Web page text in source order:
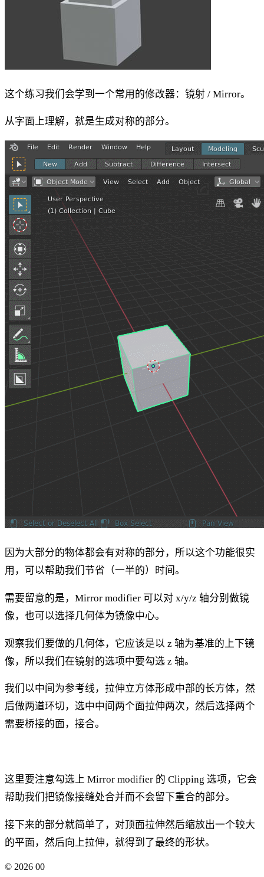
这个练习我们会学到一个常用的修改器：镜射 / Mirror。
从字面上理解，就是生成对称的部分。
因为大部分的物体都会有对称的部分，所以这个功能很实
用，可以帮助我们节省（一半的）时间。
需要留意的是，Mirror modifier 可以对 x/y/z 轴分别做镜
像，也可以选择几何体为镜像中心。
观察我们要做的几何体，它应该是以 z 轴为基准的上下镜
像，所以我们在镜射的选项中要勾选 z 轴。
我们以中间为参考线，拉伸立方体形成中部的长方体，然
后做两道环切，选中中间两个面拉伸两次，然后选择两个
需要桥接的面，接合。
这里要注意勾选上 Mirror modifier 的 Clipping 选项，它会
帮助我们把镜像接缝处合并而不会留下重合的部分。
接下来的部分就简单了，对顶面拉伸然后缩放出一个较大
的平面，然后向上拉伸，就得到了最终的形状。
© 2026 00